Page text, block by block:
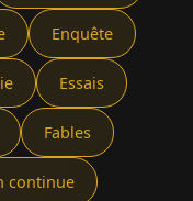
Enquête
Essais
Fables
continue